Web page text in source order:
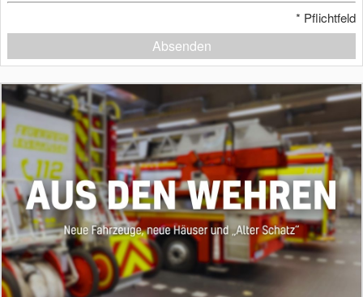
* Pflichtfeld
Absenden